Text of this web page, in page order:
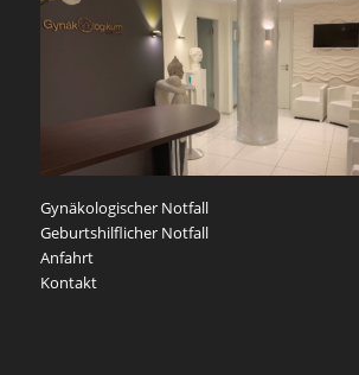
Gynäkologischer Notfall
Geburtshilflicher Notfall
Anfahrt
Kontakt